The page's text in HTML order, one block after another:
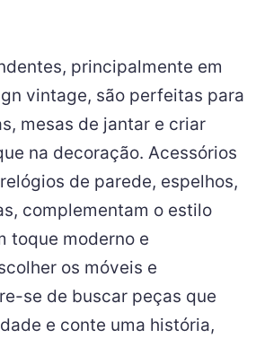
principalmente em
vintage, são perfeitas para
mesas de jantar e criar
na decoração. Acessórios
de parede, espelhos,
complementam o estilo
toque moderno e
os móveis e
se de buscar peças que
e conte uma história,